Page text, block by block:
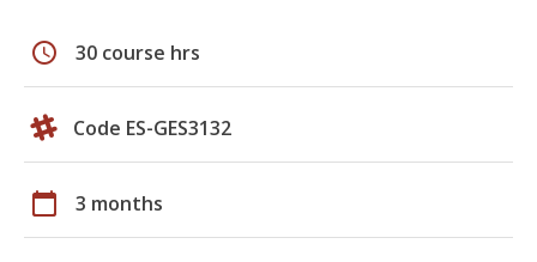
schedule 30 course hrs
Code ES-GES3132
calendar_today 3 months